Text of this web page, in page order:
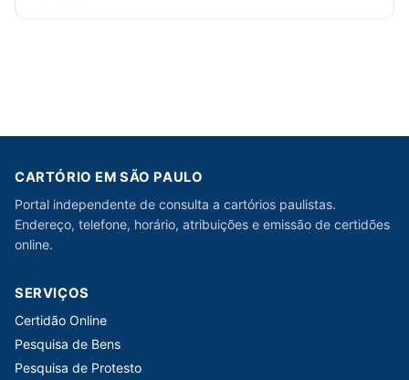
CARTÓRIO EM SÃO PAULO
Portal independente de consulta a cartórios paulistas.
Endereço, telefone, horário, atribuições e emissão de certidões
online.
SERVIÇOS
Certidão Online
Pesquisa de Bens
Pesquisa de Protesto